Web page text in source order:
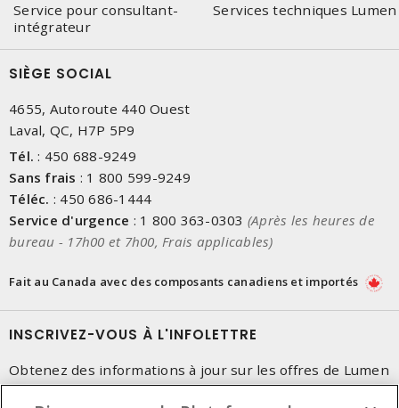
Service pour consultant-
intégrateur
Services techniques Lumen
SIÈGE SOCIAL
4655, Autoroute 440 Ouest
Laval, QC, H7P 5P9
Tél. : 450 688-9249
Sans frais : 1 800 599-9249
Téléc. : 450 686-1444
Service d'urgence : 1 800 363-0303 (Après les heures de
bureau - 17h00 et 7h00, Frais applicables)
Fait au Canada avec des composants canadiens et importés
INSCRIVEZ-VOUS À L'INFOLETTRE
Obtenez des informations à jour sur les offres de Lumen